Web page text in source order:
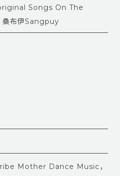
Songs On The
布伊Sangpuy
Mother Dance Music，